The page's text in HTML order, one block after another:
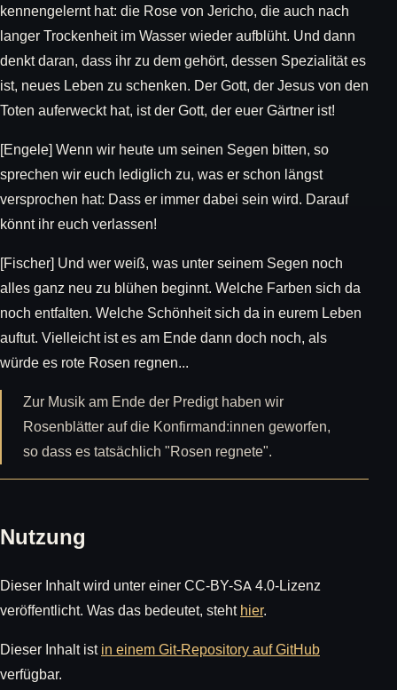
kennengelernt hat: die Rose von Jericho, die auch nach
langer Trockenheit im Wasser wieder aufblüht. Und dann
denkt daran, dass ihr zu dem gehört, dessen Spezialität es
ist, neues Leben zu schenken. Der Gott, der Jesus von den
Toten auferweckt hat, ist der Gott, der euer Gärtner ist!
[Engele] Wenn wir heute um seinen Segen bitten, so
sprechen wir euch lediglich zu, was er schon längst
versprochen hat: Dass er immer dabei sein wird. Darauf
könnt ihr euch verlassen!
[Fischer] Und wer weiß, was unter seinem Segen noch
alles ganz neu zu blühen beginnt. Welche Farben sich da
noch entfalten. Welche Schönheit sich da in eurem Leben
auftut. Vielleicht ist es am Ende dann doch noch, als
würde es rote Rosen regnen...
Zur Musik am Ende der Predigt haben wir
Rosenblätter auf die Konfirmand:innen geworfen,
so dass es tatsächlich "Rosen regnete".
Nutzung
Dieser Inhalt wird unter einer CC-BY-SA 4.0-Lizenz
veröffentlicht. Was das bedeutet, stehthier.
Dieser Inhalt istin einem Git-Repository auf GitHub
verfügbar.